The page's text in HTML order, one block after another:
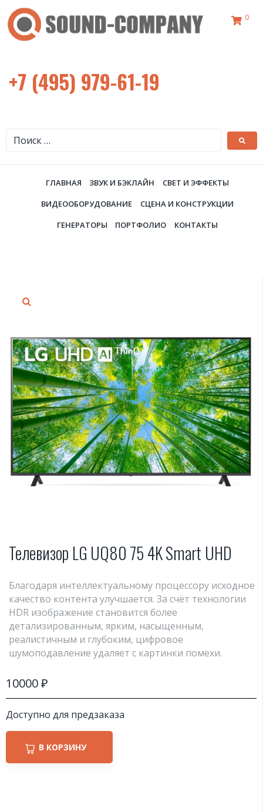
0
+7 (495) 979-61-19
ГЛАВНАЯ ЗВУК И БЭКЛАЙН
СВЕТ И ЭФФЕКТЫ
ВИДЕООБОРУДОВАНИЕ
СЦЕНА И КОНСТРУКЦИИ
ГЕНЕРАТОРЫ
ПОРТФОЛИО КОНТАКТЫ
Телевизор LG UQ80 75 4K Smart UHD
Благодаря интеллектуальному процессору исходное
качество контента улучшается. За счёт технологии
HDR изображение становится более
детализированным, ярким, насыщенным,
реалистичным и глубоким, цифровое
шумоподавление удаляет с картинки помехи.
10000₽
Доступно для предзаказа
В КОРЗИНУ